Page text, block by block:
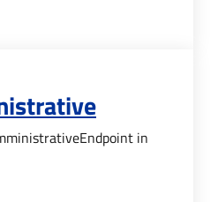
in